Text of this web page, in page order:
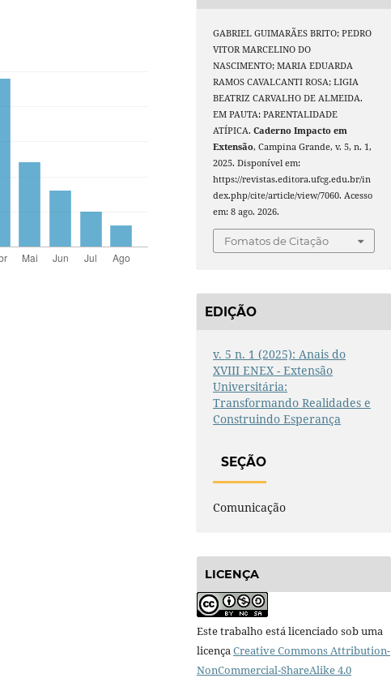
GABRIEL GUIMARÃES BRITO; PEDRO
VITOR MARCELINO DO
NASCIMENTO; MARIA EDUARDA
RAMOS CAVALCANTI ROSA; LIGIA
BEATRIZ CARVALHO DE ALMEIDA.
EM PAUTA: PARENTALIDADE
ATÍPICA.Caderno Impacto em
Extensão, Campina Grande, v. 5, n. 1,
2025. Disponível em:
https://revistas.editora.ufcg.edu.br/in
dex.php/cite/article/view/7060. Acesso
em: 8 ago. 2026.
Fomatos de Citação
EDIÇÃO
v. 5 n. 1 (2025): Anais do
XVIII ENEX - Extensão
Universitária:
Transformando Realidades e
Construindo Esperança
SEÇÃO
Comunicação
LICENÇA
Este trabalho está licenciado sob uma
licençaCreative Commons Attribution-
NonCommercial-ShareAlike 4.0